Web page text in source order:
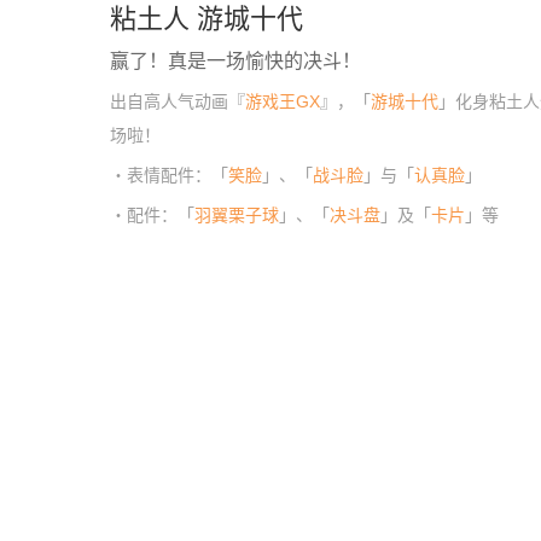
粘土人 游城十代
赢了！真是一场愉快的决斗！
出自高人气动画『游戏王GX』，「游城十代」化身粘土
场啦！
・表情配件：「笑脸」、「战斗脸」与「认真脸」
・配件：「羽翼栗子球」、「决斗盘」及「卡片 」等